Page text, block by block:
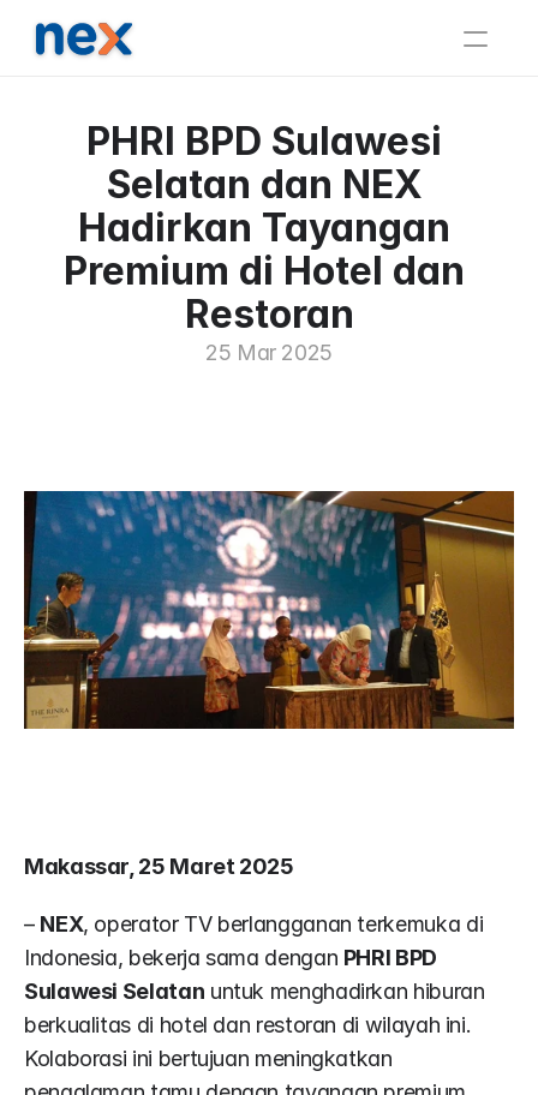
PHRI BPD Sulawesi
Selatan dan NEX
Hadirkan Tayangan
Premium di Hotel dan
Restoran
25 Mar 2025
Makassar, 25 Maret 2025
– NEX, operator TV berlangganan terkemuka di
Indonesia, bekerja sama dengan PHRI BPD
Sulawesi Selatan untuk menghadirkan hiburan
berkualitas di hotel dan restoran di wilayah ini.
Kolaborasi ini bertujuan meningkatkan